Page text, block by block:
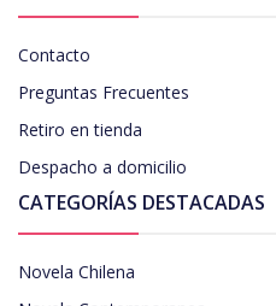
Contacto
Preguntas Frecuentes
Retiro en tienda
Despacho a domicilio
CATEGORÍAS DESTACADAS
Novela Chilena